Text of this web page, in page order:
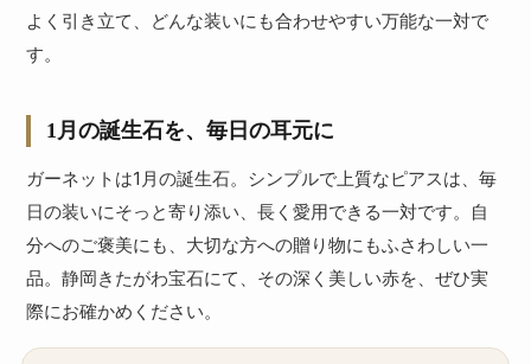
よく引き立て、どんな装いにも合わせやすい万能な一対で
す。
1月の誕生石を、毎日の耳元に
ガーネットは1月の誕生石。シンプルで上質なピアスは、毎
日の装いにそっと寄り添い、長く愛用できる一対です。自
分へのご褒美にも、大切な方への贈り物にもふさわしい一
品。静岡きたがわ宝石にて、その深く美しい赤を、ぜひ実
際にお確かめください。